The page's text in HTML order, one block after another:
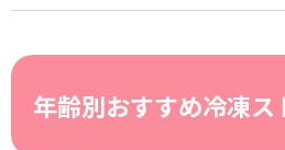
年齢別おすすめ冷凍ス